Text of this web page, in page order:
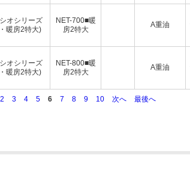
オシリーズ
暖房2特大)
NET-700■暖
房2特大
A重油
オシリーズ
暖房2特大)
NET-800■暖
房2特大
A重油
2 3 4 5 6 7 8 9 10 次へ 最後へ